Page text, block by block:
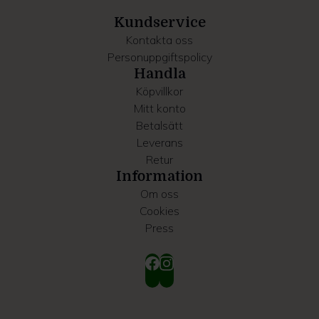
Kundservice
Kontakta oss
Personuppgiftspolicy
Handla
Köpvillkor
Mitt konto
Betalsätt
Leverans
Retur
Information
Om oss
Cookies
Press